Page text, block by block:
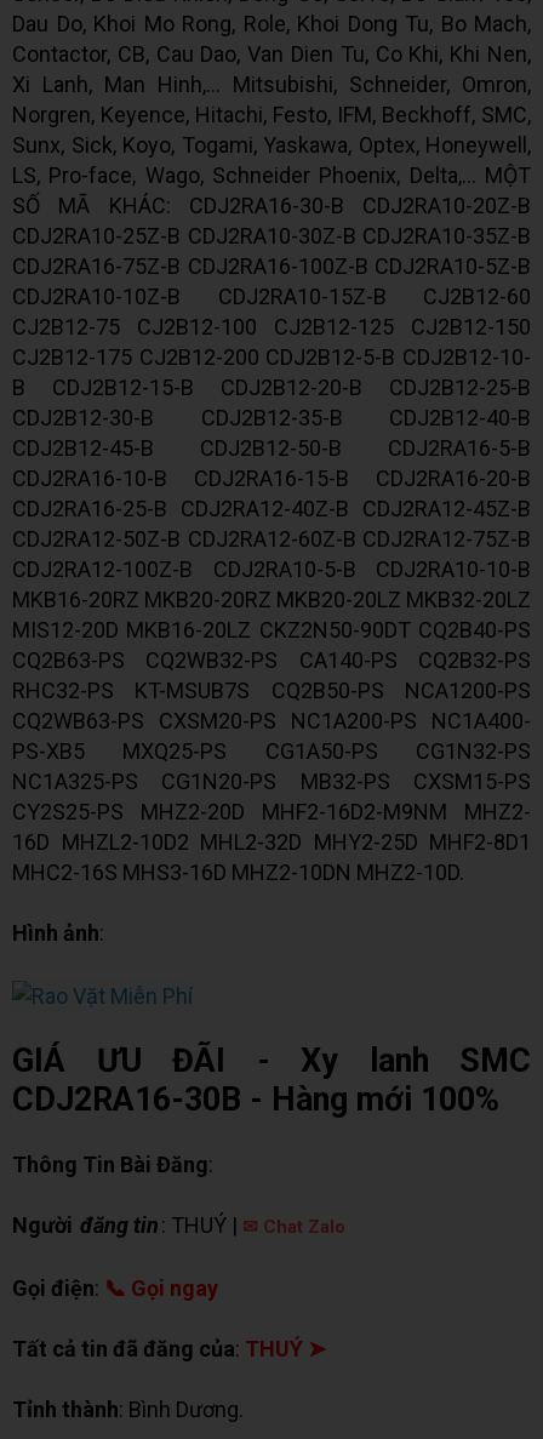
Dau Do, Khoi Mo Rong, Role, Khoi Dong Tu, Bo Mach,
Contactor, CB, Cau Dao, Van Dien Tu, Co Khi, Khi Nen,
Xi Lanh, Man Hinh,... Mitsubishi, Schneider, Omron,
Norgren, Keyence, Hitachi, Festo, IFM, Beckhoff, SMC,
Sunx, Sick, Koyo, Togami, Yaskawa, Optex, Honeywell,
LS, Pro-face, Wago, Schneider Phoenix, Delta,... MỘT
SỐ MÃ KHÁC: CDJ2RA16-30-B CDJ2RA10-20Z-B
CDJ2RA10-25Z-B CDJ2RA10-30Z-B CDJ2RA10-35Z-B
CDJ2RA16-75Z-B CDJ2RA16-100Z-B CDJ2RA10-5Z-B
CDJ2RA10-10Z-B CDJ2RA10-15Z-B CJ2B12-60
CJ2B12-75 CJ2B12-100 CJ2B12-125 CJ2B12-150
CJ2B12-175 CJ2B12-200 CDJ2B12-5-B CDJ2B12-10-
B CDJ2B12-15-B CDJ2B12-20-B CDJ2B12-25-B
CDJ2B12-30-B CDJ2B12-35-B CDJ2B12-40-B
CDJ2B12-45-B CDJ2B12-50-B CDJ2RA16-5-B
CDJ2RA16-10-B CDJ2RA16-15-B CDJ2RA16-20-B
CDJ2RA16-25-B CDJ2RA12-40Z-B CDJ2RA12-45Z-B
CDJ2RA12-50Z-B CDJ2RA12-60Z-B CDJ2RA12-75Z-B
CDJ2RA12-100Z-B CDJ2RA10-5-B CDJ2RA10-10-B
MKB16-20RZ MKB20-20RZ MKB20-20LZ MKB32-20LZ
MIS12-20D MKB16-20LZ CKZ2N50-90DT CQ2B40-PS
CQ2B63-PS CQ2WB32-PS CA140-PS CQ2B32-PS
RHC32-PS KT-MSUB7S CQ2B50-PS NCA1200-PS
CQ2WB63-PS CXSM20-PS NC1A200-PS NC1A400-
PS-XB5 MXQ25-PS CG1A50-PS CG1N32-PS
NC1A325-PS CG1N20-PS MB32-PS CXSM15-PS
CY2S25-PS MHZ2-20D MHF2-16D2-M9NM MHZ2-
16D MHZL2-10D2 MHL2-32D MHY2-25D MHF2-8D1
MHC2-16S MHS3-16D MHZ2-10DN MHZ2-10D.
Hình ảnh:
GIÁ ƯU ĐÃI - Xy lanh SMC
CDJ2RA16-30B - Hàng mới 100%
Thông Tin Bài Đăng:
Người đăng tin: THUÝ | ✉ Chat Zalo
Gọi điện: 📞 Gọi ngay
Tất cả tin đã đăng của: THUÝ ➤
Tỉnh thành: Bình Dương.